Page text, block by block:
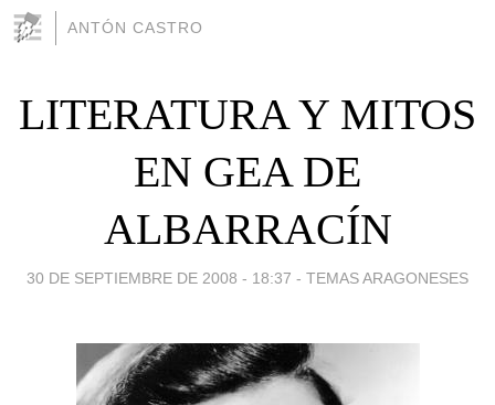
ANTÓN CASTRO
LITERATURA Y MITOS
EN GEA DE
ALBARRACÍN
30 DE SEPTIEMBRE DE 2008 - 18:37 - TEMAS ARAGONESES